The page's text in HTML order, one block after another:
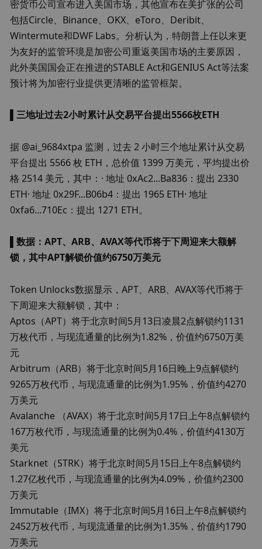
密货币公司宣布进入美国市场，其他宣布在美扩张的公司
包括Circle、Binance、OKX、eToro、Deribit、
Wintermute和DWF Labs。分析认为，特朗普上任以来更
为友好的监管环境是加密公司重返美国市场的主要原因，
此外美国国会正在推进的STABLE Act和GENIUS Act等法案
预计将为加密行业提供更清晰的监管框架。
▌三地址过去2小时累计从交易平台提出5566枚ETH
据 @ai_9684xtpa 监测，过去 2 小时三个地址累计从交易
平台提出 5566 枚 ETH，总价值 1399 万美元，平均提出价
格 2514 美元，其中：· 地址 0xAc2...Ba836：提出 2330
ETH· 地址 0x29F...B06b4：提出 1965 ETH· 地址
0xfa6...710Ec：提出 1271 ETH。
▌数据：APT、ARB、AVAX等代币将于下周迎来大额解
锁，其中APT解锁价值约6750万美元
Token Unlocks数据显示，APT、ARB、AVAX等代币将于
下周迎来大额解锁，其中：
Aptos（APT）将于北京时间5月13日凌晨2点解锁约1131
万枚代币，与现流通量的比例为1.82%，价值约6750万美
元
Arbitrum（ARB）将于北京时间5月16日晚上9点解锁约
9265万枚代币，与现流通量的比例为1.95%，价值约4270
万美元
Avalanche （AVAX）将于北京时间5月17日上午8点解锁约
167万枚代币，与现流通量的比例为0.4%，价值约4130万
美元
Starknet（STRK）将于北京时间5月15日上午8点解锁约
1.27亿枚代币，与现流通量的比例为4.09%，价值约2300
万美元
Immutable（IMX）将于北京时间5月16日上午8点解锁约
2452万枚代币，与现流通量的比例为1.35%，价值约1790
万美元